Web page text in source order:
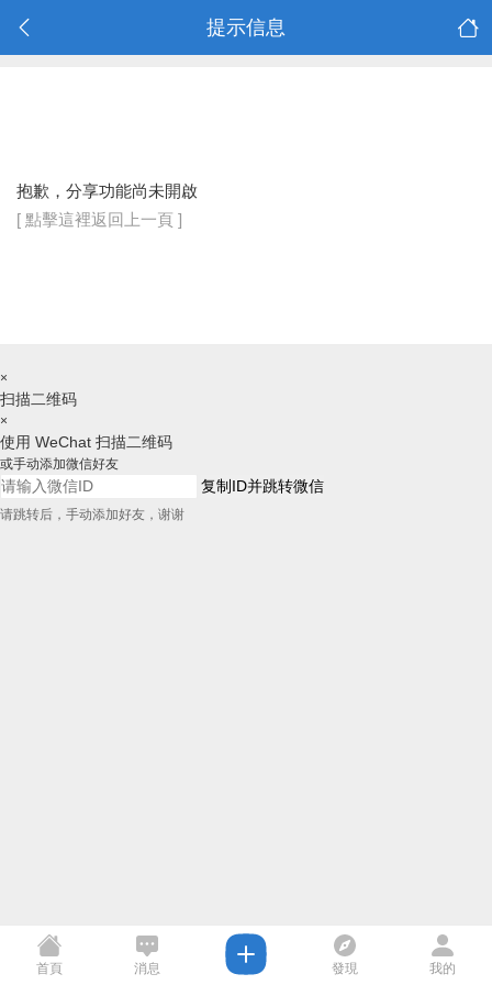
提示信息
抱歉，分享功能尚未開啟
[ 點擊這裡返回上一頁 ]
×
扫描二维码
×
使用 WeChat 扫描二维码
或手动添加微信好友
复制ID并跳转微信
请跳转后，手动添加好友，谢谢
首頁 消息 發現 我的